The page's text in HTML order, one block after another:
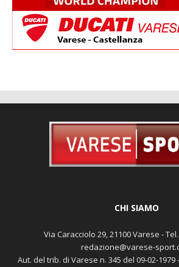
CHI SIAMO
Via Caracciolo 29, 21100 Varese -
redazione@varese-
Aut. del trib. di Varese n. 345 del 09-02-